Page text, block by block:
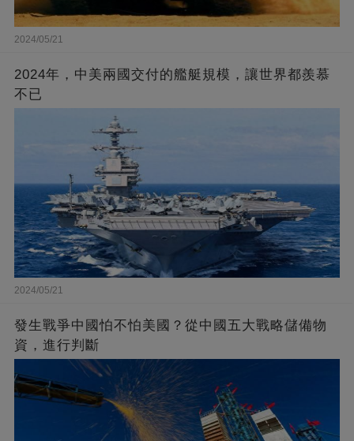
2024/05/21
2024年，中美兩國交付的艦艇規模，讓世界都羨慕
不已
2024/05/21
發生戰爭中國怕不怕美國？從中國五大戰略儲備物
資，進行判斷